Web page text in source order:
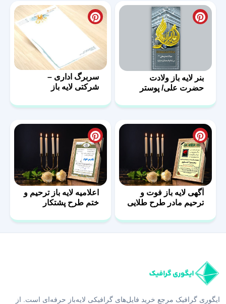
بنر لایه باز ولادت
حضرت علی/ پوستر
سربرگ اداری –
شرکتی لایه باز
آگهی لایه باز فوت و
ترحیم مادر طرح طلایی
اعلامیه لایه باز ترحیم و
ختم طرح پشتکار
ایگوری گرافیک مرجع خرید فایل‌های گرافیکی لایه‌باز حرفه‌ای است. از